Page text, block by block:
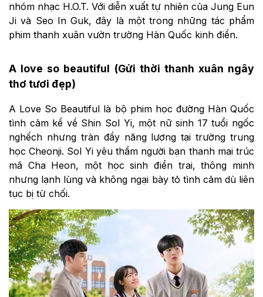
nhóm nhạc H.O.T. Với diễn xuất tự nhiên của Jung Eun
Ji và Seo In Guk, đây là một trong những tác phẩm
phim thanh xuân vườn trường Hàn Quốc kinh điển.
A love so beautiful (Gửi thời thanh xuân ngây
thơ tươi đẹp)
A Love So Beautiful là bộ phim học đường Hàn Quốc
tình cảm kể về Shin Sol Yi, một nữ sinh 17 tuổi ngốc
nghếch nhưng tràn đầy năng lượng tại trường trung
học Cheonji. Sol Yi yêu thầm người bạn thanh mai trúc
mã Cha Heon, một học sinh điển trai, thông minh
nhưng lạnh lùng và không ngại bày tỏ tình cảm dù liên
tục bị từ chối.